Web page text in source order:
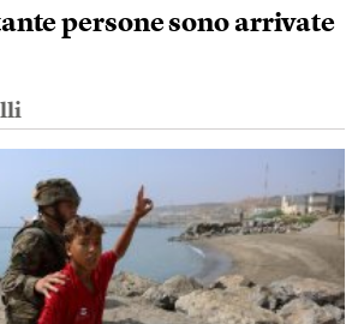
persone sono arrivate